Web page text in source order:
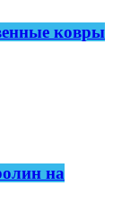
ковры
на